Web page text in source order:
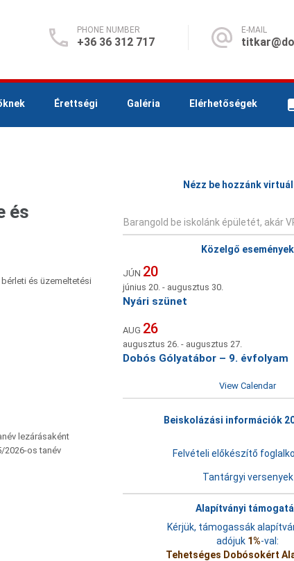
PHONE NUMBER
+36 36 312 717
E-MAIL
Érettségi Galéria Elérhetőségek
és
és üzemeltetési
lezárásaként
2026-os tanév
Nézz be hozzánk
Barangold be iskolánk épületét, akár
Közelgő események
JÚN 20
június 20. - augusztus 30.
Nyári szünet
AUG 26
augusztus 26. - augusztus 27.
Dobós Gólyatábor – 9. évfolyam
View Calendar
Beiskolázási információk
Felvételi előkészítő
Tantárgyi versenyek
Alapítványi
Kérjük, támogassák
adójuk 1%-val:
Tehetséges Dobósokért